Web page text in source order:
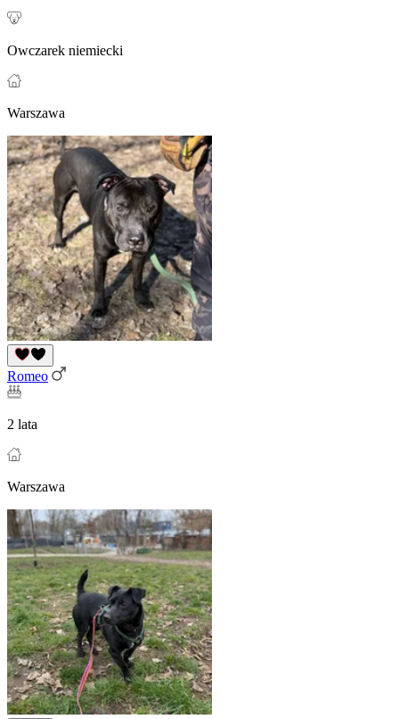
Owczarek niemiecki
Warszawa
Romeo
2 lata
Warszawa